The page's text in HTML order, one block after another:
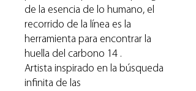
de la esencia de lo humano, el
recorrido de la línea es la
herramienta para encontrar la
huella del carbono 14 .
Artista inspirado en la búsqueda
infinita de las